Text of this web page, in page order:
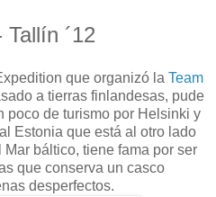
´12
que organizó la Team
a tierras finlandesas, pude
poco de turismo por Helsinki y
Estonia que está al otro lado
báltico, tiene fama por ser
que conserva un casco
desperfectos.